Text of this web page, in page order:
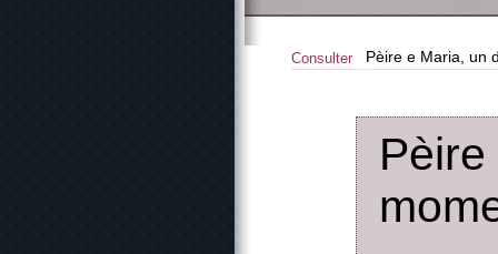
Consulter Pèire e Maria, un